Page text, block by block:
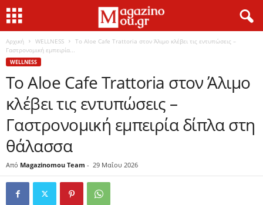
Αρχική WELLNESS
Το Aloe Cafe Trattoria στον Άλιμο κλέβει τις εντυπώσεις –
Γαστρονομική εμπειρία...
WELLNESS
Το Aloe Cafe Trattoria στον Άλιμο
κλέβει τις εντυπώσεις –
Γαστρονομική εμπειρία δίπλα στη
θάλασσα
Από Magazinomou Team - 29 Μαΐου 2026